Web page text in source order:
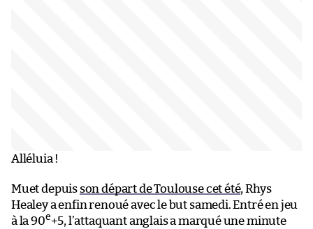
Alléluia !
Muet depuis son départ de Toulouse cet été, Rhys
Healey a enfin renoué avec le but samedi. Entré en jeu
à la 90e+5, l’attaquant anglais a marqué une minute